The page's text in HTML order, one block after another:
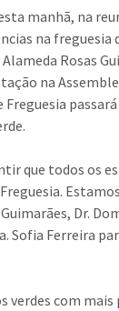
manhã, na
na freguesia
Rosas
na
Freguesia
que todos os
Dr.
Sofia Ferreira
verdes com